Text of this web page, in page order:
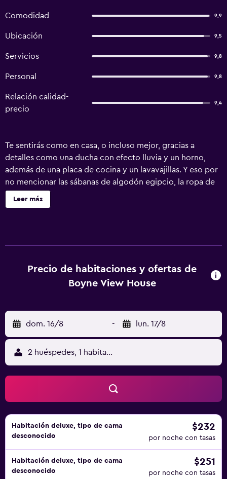
Comodidad 9,9
Ubicación 9,5
Servicios 9,8
Personal 9,8
Relación calidad-
precio
9,4
Te sentirás como en casa, o incluso mejor, gracias a
detalles como una ducha con efecto lluvia y un horno,
además de una placa de cocina y un lavavajillas. Y eso por
no mencionar las sábanas de algodón egipcio, la ropa de
cama de alta calidad, la cama viscoelástica y los
edredones de plumas.
Leer más
Precio de habitaciones y ofertas de
Boyne View House
dom. 16/8 - lun. 17/8
2 huéspedes, 1 habitación
Habitación deluxe, tipo de cama
desconocido
$232
por noche con tasas
Habitación deluxe, tipo de cama
desconocido
$251
por noche con tasas